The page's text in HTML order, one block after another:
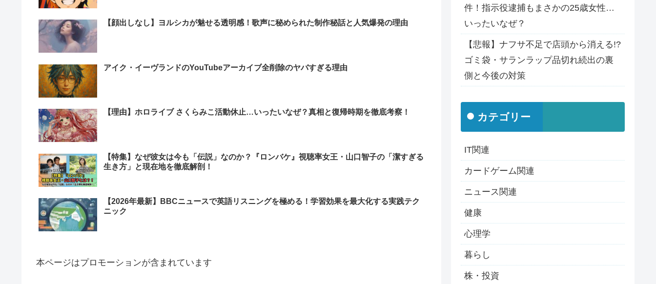
【顔出しなし】ヨルシカが魅せる透明感！歌声に秘められた制作秘話と人気爆発の理由
アイク・イーヴランドのYouTubeアーカイブ全削除のヤバすぎる理由
【理由】ホロライブ さくらみこ活動休止…いったいなぜ？真相と復帰時期を徹底考察！
【特集】なぜ彼女は今も「伝説」なのか？『ロンバケ』視聴率女王・山口智子の「潔すぎる
生き方」と現在地を徹底解剖！
【2026年最新】BBCニュースで英語リスニングを極める！学習効果を最大化する実践テク
ニック
本ページはプロモーションが含まれています
件！指示役逮捕もまさかの25歳女性…
いったいなぜ？
【悲報】ナフサ不足で店頭から消える!?
ゴミ袋・サランラップ品切れ続出の裏
側と今後の対策
カテゴリー
IT関連
カードゲーム関連
ニュース関連
健康
心理学
暮らし
株・投資